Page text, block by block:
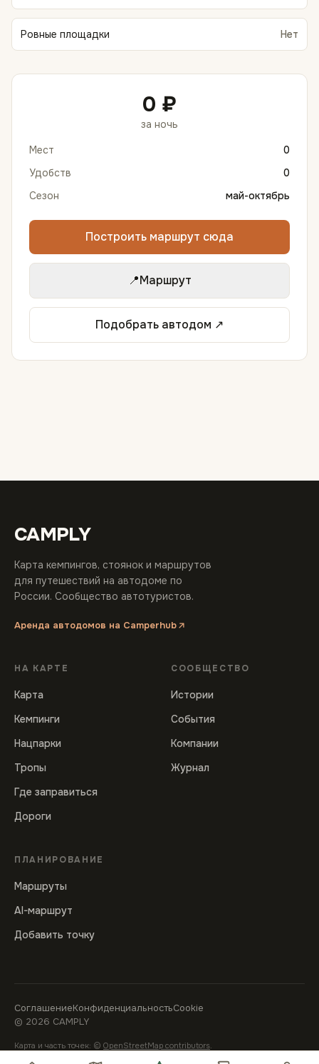
Ровные площадки Нет
0 ₽
за ночь
Мест
0
Удобств
0
Сезон
май-октябрь
Построить маршрут сюда
📍Маршрут
Подобрать автодом ↗
CAMPLY
Карта кемпингов, стоянок и маршрутов
для путешествий на автодоме по
России. Сообщество автотуристов.
Аренда автодомов на Camperhub
НА КАРТЕ
Карта
Кемпинги
Нацпарки
Тропы
Где заправиться
Дороги
СООБЩЕСТВО
Истории
События
Компании
Журнал
ПЛАНИРОВАНИЕ
Маршруты
AI-маршрут
Добавить точку
СоглашениеКонфиденциальностьCookie
© 2026 CAMPLY
Карта и часть точек: © OpenStreetMap contributors.